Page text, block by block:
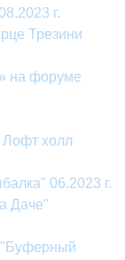
г.
Трезини
на форуме
холл
06.2023 г.
Даче"